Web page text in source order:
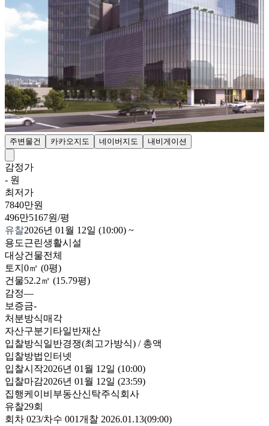
주변물건 카카오지도 네이버지도 내비게이션
감정가
- 원
최저가
7840만원
496만5167원/평
유찰2026년 01월 12일 (10:00) ~
용도근린생활시설
대상건물전체
토지 0㎡ (0평)
건물52.2㎡ (15.79평)
감정—
보증금-
처분방식매각
자산구분기타일반재산
입찰방식일반경쟁(최고가방식) / 총액
입찰방법인터넷
입찰시작2026년 01월 12일 (10:00)
입찰마감2026년 01월 12일 (23:59)
집행케이비부동산신탁주식회사
유찰29회
회차 023/차수 001개찰 2026.01.13(09:00)